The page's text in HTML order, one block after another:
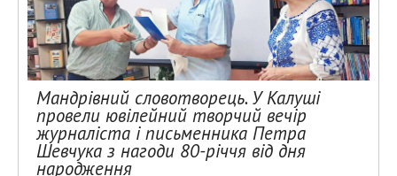
Мандрівний словотворець. У Калуші
провели ювілейний творчий вечір
журналіста і письменника Петра
Шевчука з нагоди 80-річчя від дня
народження